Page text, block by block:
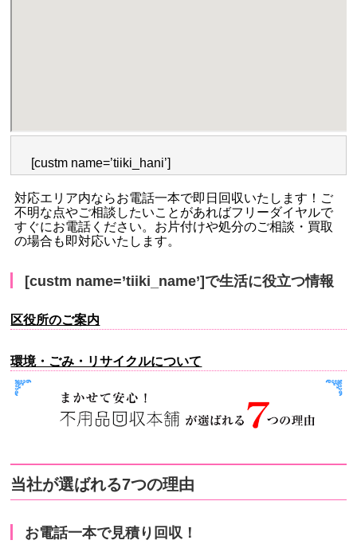
[custm name=’tiiki_hani’]
対応エリア内ならお電話一本で即日回収いたします！ご
不明な点やご相談したいことがあればフリーダイヤルで
すぐにお電話ください。お片付けや処分のご相談・買取
の場合も即対応いたします。
[custm name=’tiiki_name’]で生活に役立つ情報
区役所のご案内
環境・ごみ・リサイクルについて
当社が選ばれる7つの理由
お電話一本で見積り回収！